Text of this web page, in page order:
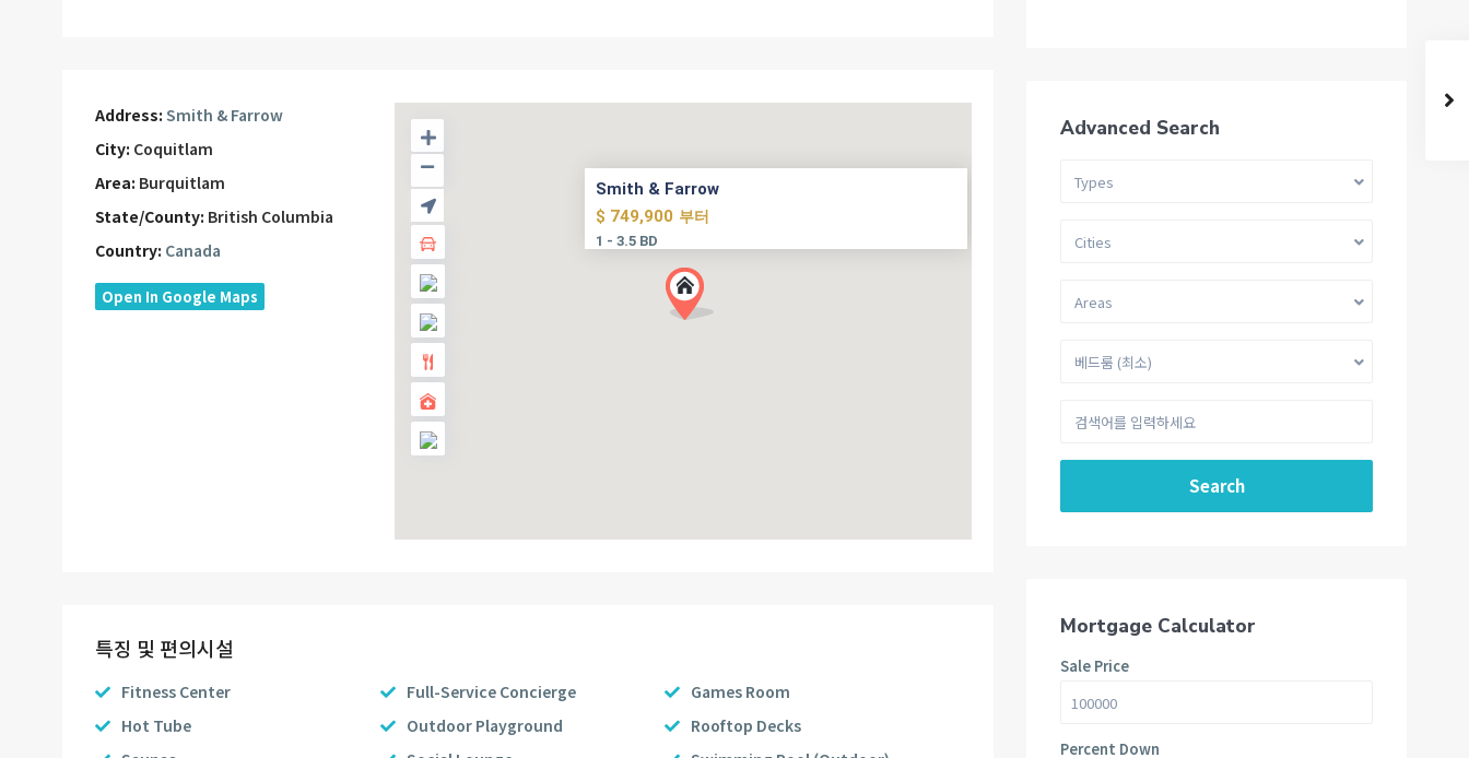
Address: Smith & Farrow
City: Coquitlam
Area: Burquitlam
State/County: British Columbia
Country: Canada
Open In Google Maps
Smith & Farrow
$ 749,900 부터
1 - 3.5 BD
특징 및 편의시설
Fitness Center Full-Service Concierge
Games Room
Hot Tube
Outdoor Playground
Rooftop Decks
Advanced Search
Types
Cities
Areas
베드룸 (최소)
Search
Mortgage Calculator
Sale Price
Percent Down